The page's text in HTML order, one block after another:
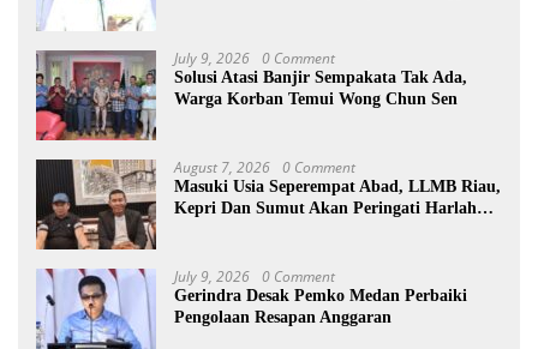
July 9, 2026 0 Comment
Solusi Atasi Banjir Sempakata Tak Ada,
Warga Korban Temui Wong Chun Sen
August 7, 2026 0 Comment
Masuki Usia Seperempat Abad, LLMB Riau,
Kepri Dan Sumut Akan Peringati Harlah
July 9, 2026 0 Comment
Gerindra Desak Pemko Medan Perbaiki
Pengolaan Resapan Anggaran